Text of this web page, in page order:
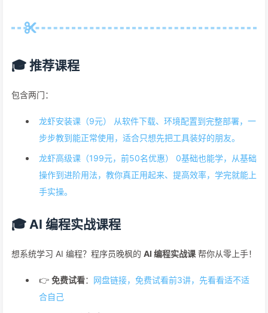
🎓 推荐课程
包含两门：
龙虾安装课（9元） 从软件下载、环境配置到完整部署，一
步步教到能正常使用，适合只想先把工具装好的朋友。
龙虾高级课（199元，前50名优惠） 0基础也能学，从基础
操作到进阶用法，教你真正用起来、提高效率，学完就能上
手实操。
🎓 AI 编程实战课程
想系统学习 AI 编程？程序员晚枫的 AI 编程实战课 帮你从零上手！
👉 免费试看： 网盘链接，免费试看前3讲，先看看适不适
合自己